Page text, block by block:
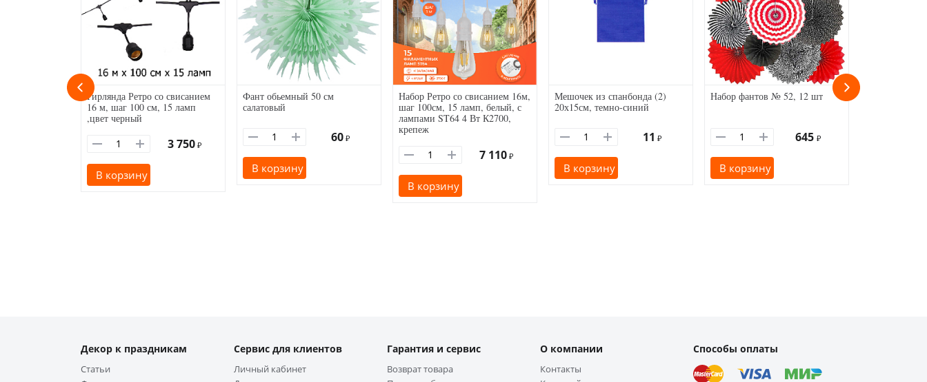
Гирлянда Ретро со свисанием
16 м, шаг 100 см, 15 ламп
,цвет черный
3 750 ₽
В корзину
Фант обьемный 50 см
салатовый
60 ₽
В корзину
Набор Ретро со свисанием 16м,
шаг 100см, 15 ламп, белый, с
лампами ST64 4 Вт К2700,
крепеж
7 110 ₽
В корзину
Мешочек из спанбонда (2)
20х15см, темно-синий
11 ₽
В корзину
Набор фантов № 52, 12 шт
645 ₽
В корзину
Декор к праздникам
Статьи
Сервис для клиентов
Личный кабинет
Гарантия и сервис
Возврат товара
О компании
Контакты
Способы оплаты